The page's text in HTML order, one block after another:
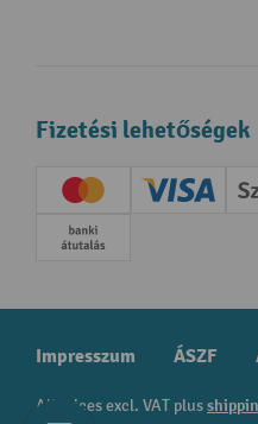
Fizetési lehetőségek
Creditcard (Master)
Előrefizetés
Impresszum ÁSZF
All prices excl. VAT plus